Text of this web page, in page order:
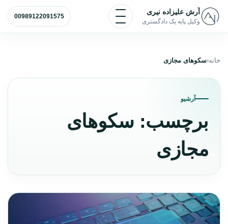
پرش به محتوا
آرش علیزاده نیری
وکیل پایه یک دادگستری
باز و بسته کردن منو
00989122091575
خانه سکوهای مجازی
آرشیو
برچسب: سکوهای
مجازی